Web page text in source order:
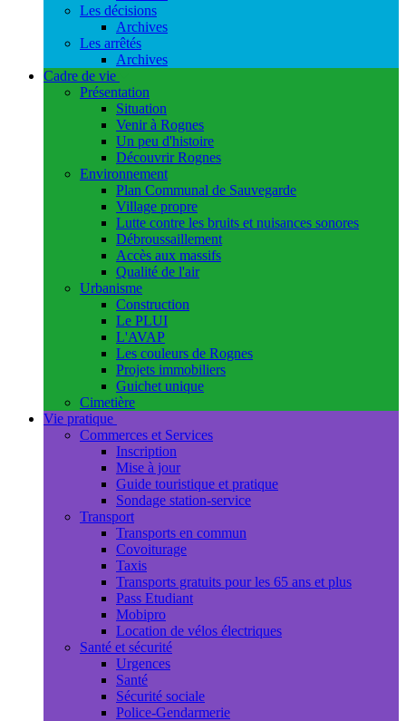
Les décisions
Archives
Les arrêtés
Archives
Cadre de vie
Présentation
Situation
Venir à Rognes
Un peu d'histoire
Découvrir Rognes
Environnement
Plan Communal de Sauvegarde
Village propre
Lutte contre les bruits et nuisances sonores
Débroussaillement
Accès aux massifs
Qualité de l'air
Urbanisme
Construction
Le PLUI
L'AVAP
Les couleurs de Rognes
Projets immobiliers
Guichet unique
Cimetière
Vie pratique
Commerces et Services
Inscription
Mise à jour
Guide touristique et pratique
Sondage station-service
Transport
Transports en commun
Covoiturage
Taxis
Transports gratuits pour les 65 ans et plus
Pass Etudiant
Mobipro
Location de vélos électriques
Santé et sécurité
Urgences
Santé
Sécurité sociale
Police-Gendarmerie